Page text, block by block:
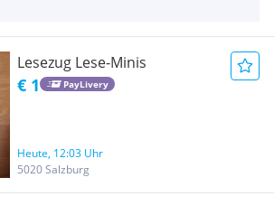
Lesezug Lese-Minis
€ 1 PayLivery
Heute, 12:03 Uhr
5020 Salzburg